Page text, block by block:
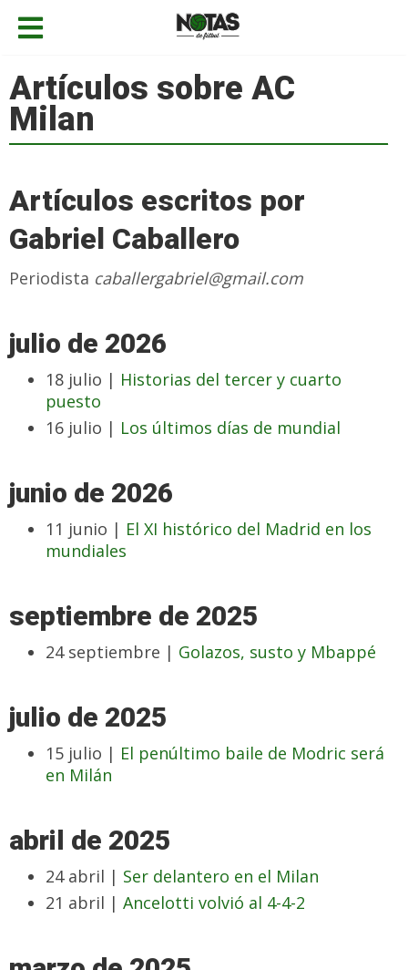
Artículos sobre AC
Milan
Artículos escritos por
Gabriel Caballero
Periodista caballergabriel@gmail.com
julio de 2026
18 julio | Historias del tercer y cuarto
puesto
16 julio | Los últimos días de mundial
junio de 2026
11 junio | El XI histórico del Madrid en los
mundiales
septiembre de 2025
24 septiembre | Golazos, susto y Mbappé
julio de 2025
15 julio | El penúltimo baile de Modric será
en Milán
abril de 2025
24 abril | Ser delantero en el Milan
21 abril | Ancelotti volvió al 4-4-2